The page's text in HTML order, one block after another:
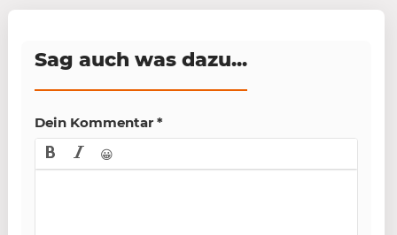
Sag auch was dazu...
Dein Kommentar *
😀